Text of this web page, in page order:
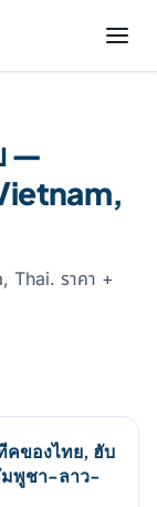
—
Thai. ราคา +
คของไทย, ฮับ
มพูชา-ลาว-